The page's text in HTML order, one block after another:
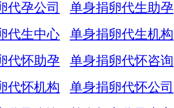
代孕公司
单身捐卵代生助孕
代生中心
单身捐卵代生机构
代怀助孕
单身捐卵代怀咨询
代怀机构
单身捐卵代怀公司